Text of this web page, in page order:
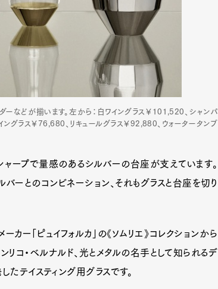
ーなどが揃います。左から：白ワイングラス￥101,520、シャンパ
グラス￥76,680、リキュールグラス￥92,880、ウォータータンブ
ャープで量感のあるシルバーの台座が支えています。
ーとのコンビネーション、それもグラスと台座を切り
ー「ピュイフォルカ」の《ソムリエ》コレクションから
コ・ベルナルド、光とメタルの名手として知られるデ
たテイスティング用グラスです。